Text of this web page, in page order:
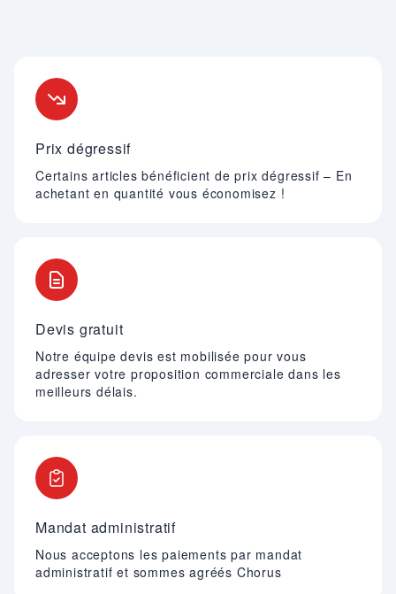
Prix dégressif
Certains articles bénéficient de prix dégressif – En
achetant en quantité vous économisez !
Devis gratuit
Notre équipe devis est mobilisée pour vous
adresser votre proposition commerciale dans les
meilleurs délais.
Mandat administratif
Nous acceptons les paiements par mandat
administratif et sommes agréés Chorus